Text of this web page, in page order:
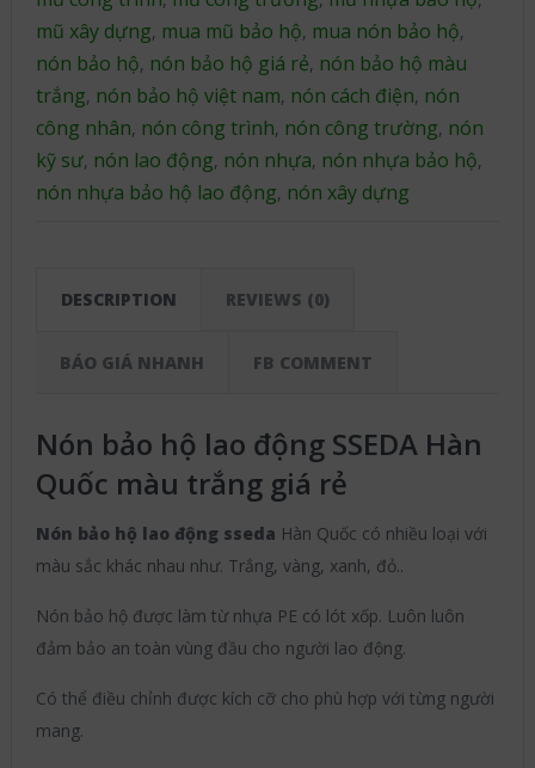
mũ xây dựng, mua mũ bảo hộ, mua nón bảo hộ,
nón bảo hộ, nón bảo hộ giá rẻ, nón bảo hộ màu
trắng, nón bảo hộ việt nam, nón cách điện, nón
công nhân, nón công trình, nón công trường, nón
kỹ sư, nón lao động, nón nhựa, nón nhựa bảo hộ,
nón nhựa bảo hộ lao động, nón xây dựng
DESCRIPTION REVIEWS (0)
BÁO GIÁ NHANH FB COMMENT
Nón bảo hộ lao động SSEDA Hàn
Quốc màu trắng giá rẻ
Nón bảo hộ lao động sseda Hàn Quốc có nhiều loại với
màu sắc khác nhau như. Trắng, vàng, xanh, đỏ..
Nón bảo hộ được làm từ nhựa PE có lót xốp. Luôn luôn
đảm bảo an toàn vùng đầu cho người lao động.
Có thể điều chỉnh được kích cỡ cho phù hợp với từng người
mang.